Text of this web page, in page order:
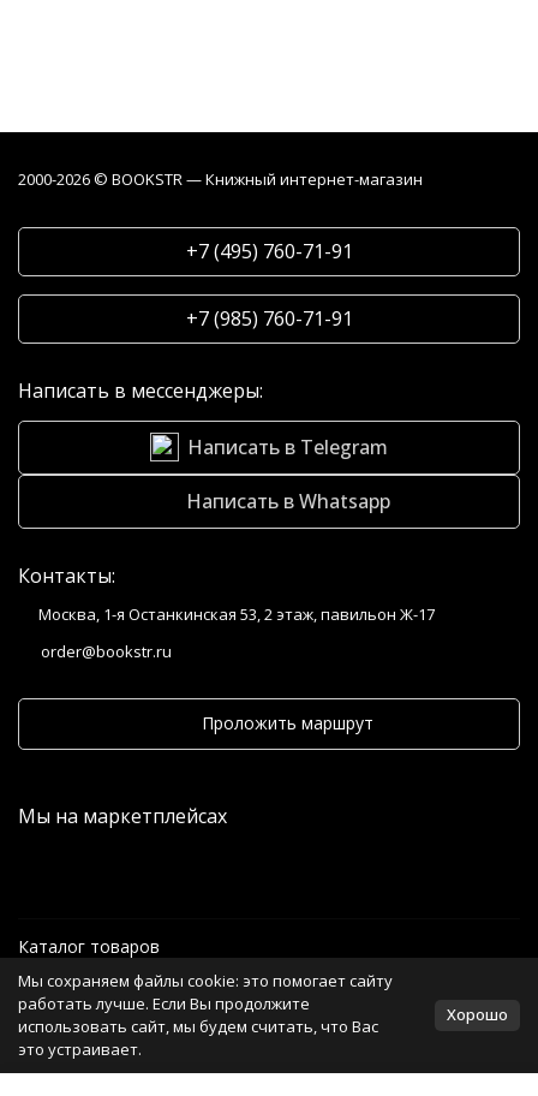
2000-2026 © BOOKSTR — Книжный интернет-магазин
+7 (495) 760-71-91
+7 (985) 760-71-91
Написать в мессенджеры:
Написать в Telegram
Написать в Whatsapp
Контакты:
Москва, 1-я Останкинская 53, 2 этаж, павильон Ж-17
order@bookstr.ru
Проложить маршрут
Мы на маркетплейсах
Каталог товаров
Информация
Политика персональных данных
Мы сохраняем файлы cookie: это помогает сайту
работать лучше. Если Вы продолжите
использовать сайт, мы будем считать, что Вас
это устраивает.
Хорошо